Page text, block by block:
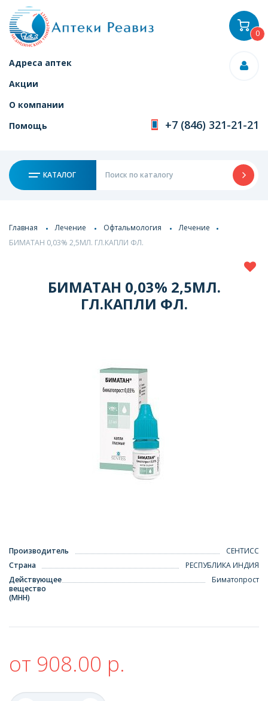
Адреса аптек
Акции
О компании
Помощь
+7 (846) 321-21-21
КАТАЛОГ
0
Главная Лечение Офтальмология
Лечение
БИМАТАН 0,03% 2,5МЛ. ГЛ.КАПЛИ ФЛ.
БИМАТАН 0,03% 2,5МЛ.
ГЛ.КАПЛИ ФЛ.
Производитель
СЕНТИСС
Страна
РЕСПУБЛИКА ИНДИЯ
Действующее
вещество
(МНН)
Биматопрост
от 908.00 р.